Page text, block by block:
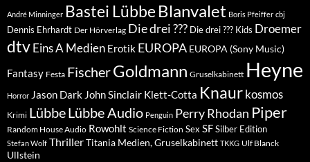
André Minninger Bastei Lübbe Blanvalet Boris Pfeiffer cbj
Dennis Ehrhardt Der Hörverlag Die drei ??? Die drei ??? Kids Droemer
dtvEins A Medien Erotik EUROPA EUROPA (Sony Music)
Fantasy Festa FischerGoldmann Gruselkabinett Heyne
Horror Jason Dark John Sinclair Klett-Cotta Knaur kosmos
Krimi LübbeLübbe Audio Penguin Perry Rhodan Piper
Random House Audio Rowohlt Science Fiction Sex SFSilber Edition
Stefan Wolf ThrillerTitania Medien, Gruselkabinett TKKG Ulf Blanck
Ullstein